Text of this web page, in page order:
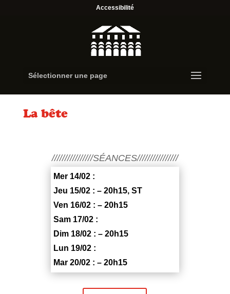
Accessibilité
Sélectionner une page
La bête
////////////////SÉANCES////////////////
Mer 14/02 :
Jeu 15/02 : – 20h15, ST
Ven 16/02 : – 20h15
Sam 17/02 :
Dim 18/02 : – 20h15
Lun 19/02 :
Mar 20/02 : – 20h15